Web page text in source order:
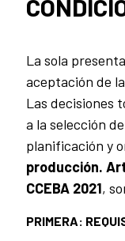
La sola
aceptación de
Las decisiones
a la selección
planificación y
producción.
CCEBA 2021,
PRIMERA: